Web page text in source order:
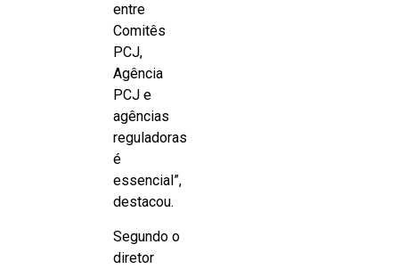
entre
Comitês
PCJ,
Agência
PCJ e
agências
reguladoras
é
essencial”,
destacou.
Segundo o
diretor